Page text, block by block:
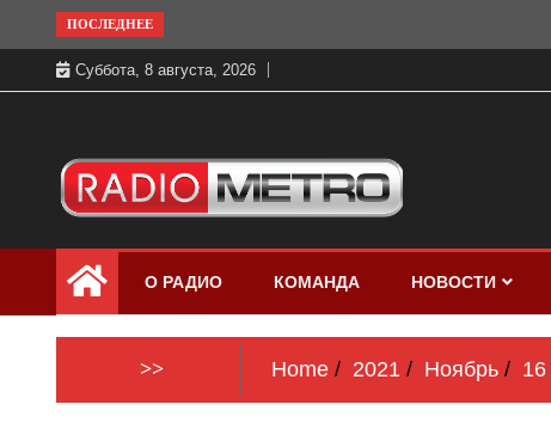
to
content
ПОСЛЕДНЕЕ
Суббота, 8 августа, 2026
Радио МЕТРО
бесплатно в хорошем качестве Санкт-
Петербург и Россия
О РАДИО КОМАНДА НОВОСТИ
>> Home 2021 Ноябрь 16